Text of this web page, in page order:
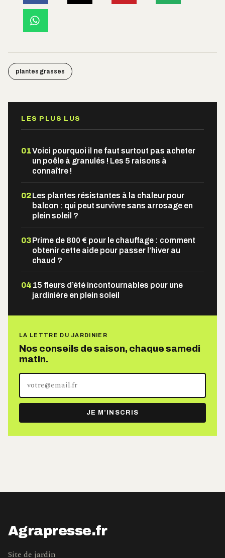
plantes grasses
LES PLUS LUS
01Voici pourquoi il ne faut surtout pas acheter
un poêle à granulés ! Les 5 raisons à
connaître !
02Les plantes résistantes à la chaleur pour
balcon : qui peut survivre sans arrosage en
plein soleil ?
03Prime de 800 € pour le chauffage : comment
obtenir cette aide pour passer l’hiver au
chaud ?
04 15 fleurs d’été incontournables pour une
jardinière en plein soleil
LA LETTRE DU JARDINIER
Nos conseils de saison, chaque samedi
matin.
Votre
adresse
e-
mail
JE M’INSCRIS
Agrapresse.fr
Site de jardin